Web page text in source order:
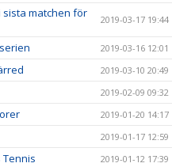
sista matchen för
2019-03-17 19:44
2019-03-16 12:01
2019-03-10 20:49
2019-02-09 09:32
2019-01-20 14:17
2019-01-17 12:59
Tennis 2019-01-12 17:39